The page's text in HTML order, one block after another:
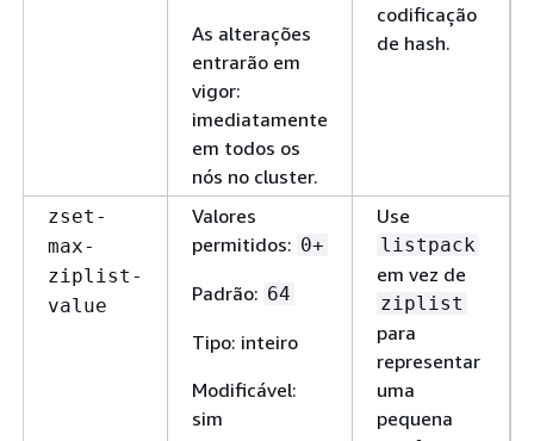
As alterações
entrarão em
vigor:
imediatamente
em todos os
nós no cluster.
codificação
de hash.
zset-
max-
ziplist-
value
Valores
permitidos: 0+
Padrão: 64
Tipo: inteiro
Modificável:
sim
Use
listpack
em vez de
ziplist
para
representar
uma
pequena